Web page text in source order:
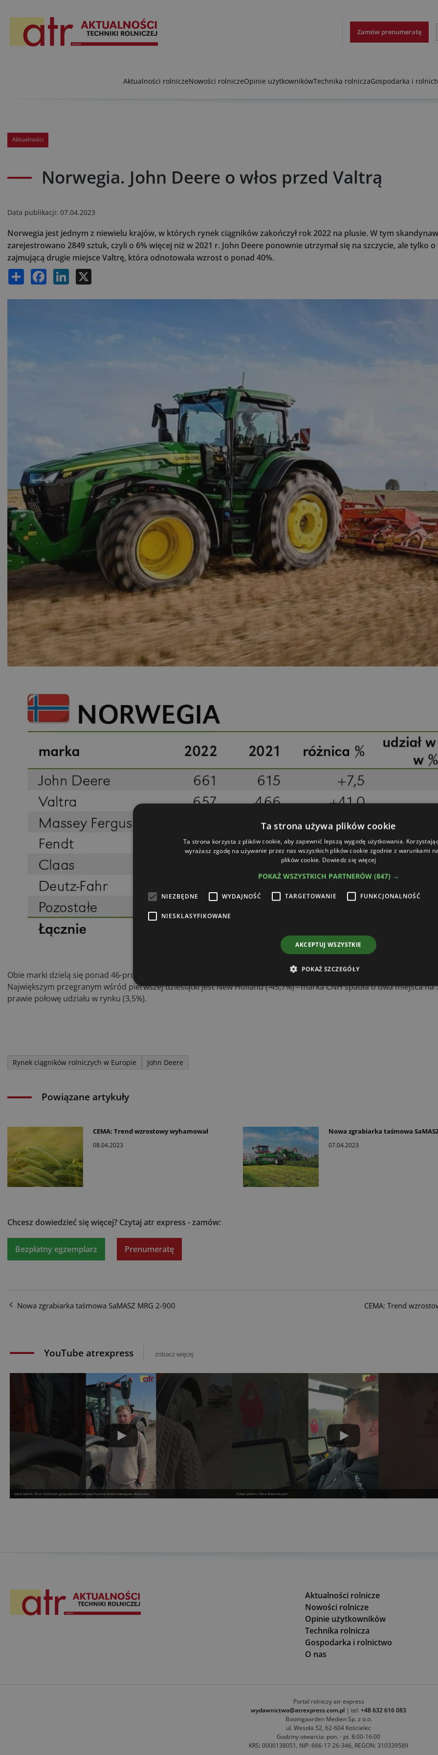
Zapisz się do newslettera
Wyrażam zgodę na otrzymywanie od Boomgaarden Medien Sp. z o.o. treści
marketingowych (newsletter) za pośrednictwem poczty elektronicznej w tym informacji
Zamów prenumeratę
Aktualności rolniczeNowości rolniczeOpinie użytkownikówTechnika rolniczaGospodarka i
Aktualności
Norwegia. John Deere o włos przed Valtrą
Data publikacji: 07.04.2023
Norwegia jest jednym z niewielu krajów, w których rynek ciągników zakończył rok 2022 na plusie. W tym
zarejestrowano 2849 sztuk, czyli o 6% więcej niż w 2021 r. John Deere ponownie utrzymał się na szczycie, ale tylko o
zajmującą drugie miejsce Valtrę, która odnotowała wzrost o ponad 40%.
Share Facebook LinkedIn
Obie marki dzielą się ponad 46-proc. norweskiego rynku. Massey Ferguson (-1,2%) spada na trzecie miejsce z
Największym przegranym wśród pierwszej dziesiątki jest New Holland (-45,7%) - marka CNH spadła o dwa miejsca na
prawie połowę udziału w rynku (3,5%).
Rynek ciągników rolniczych w Europie John Deere
Powiązane artykuły
CEMA: Trend wzrostowy wyhamował
08.04.2023
Nowa zgrabiarka taśmowa
07.04.2023
Chcesz dowiedzieć się więcej? Czytaj atr express - zamów:
Bezpłatny egzemplarz Prenumeratę
Nowa zgrabiarka taśmowa SaMASZ MRG 2-900 CEMA: Trend
YouTube atrexpress zobacz więcej
Valtra Serie N 135 w rodzinnym gospodarstwie Państwa Pszonka! #valtra #atrexpress #rolnictwo Pokaz systemu TIM w Braszowicach!
Aktualności rolnicze
Nowości rolnicze
Opinie użytkowników
Technika rolnicza
Gospodarka i rolnictwo
O nas
Portal rolniczy atr express
wydawnictwo@atrexpress.com.pl | tel. +48 632 616 083
Boomgaarden Medien Sp. z o.o.
ul. Wesoła 52, 62-604 Kościelec
Godziny otwarcia: pon. - pt. 8:00-16:00
KRS: 0000138051, NIP: 666-17-26-346, REGON: 310339589
Ta strona używa plików cookie
Ta strona korzysta z plików cookie, aby zapewnić lepszą wygodę użytkowania.
wyrażasz zgodę na używanie przez nas wszystkich plików cookie zgodnie z warunkami
plików cookie. Dowiedz się więcej
POKAŻ WSZYSTKICH PARTNERÓW (847) →
NIEZBĘDNE WYDAJNOŚĆ TARGETOWANIE FUNKCJONALNOŚĆ
NIESKLASYFIKOWANE
AKCEPTUJ WSZYSTKIE
POKAŻ SZCZEGÓŁY